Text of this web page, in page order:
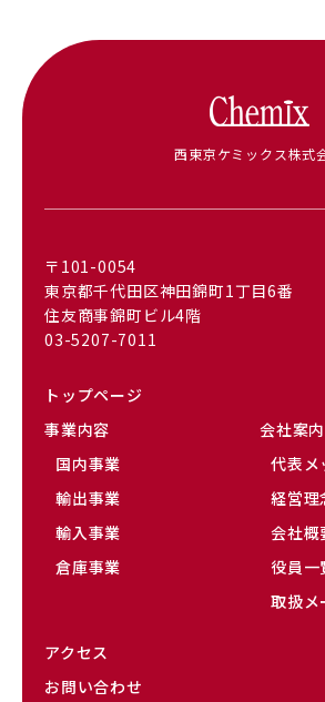
西東京ケミックス株式
〒101-0054
東京都千代田区神田錦町1丁目6番
住友商事錦町ビル4階
03-5207-7011
トップページ
事業内容
国内事業
輸出事業
輸入事業
倉庫事業
会社案内
代表メ
経営理
会社概
役員一
取扱メ
アクセス
お問い合わせ